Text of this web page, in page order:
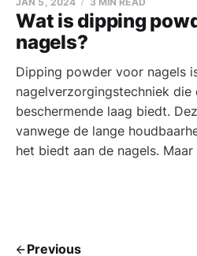
Wat is dipping
nagels?
Dipping powder voor nagels
nagelverzorgingstechniek die
beschermende laag biedt.
vanwege de lange
het biedt aan de nagels. Maar
Previous